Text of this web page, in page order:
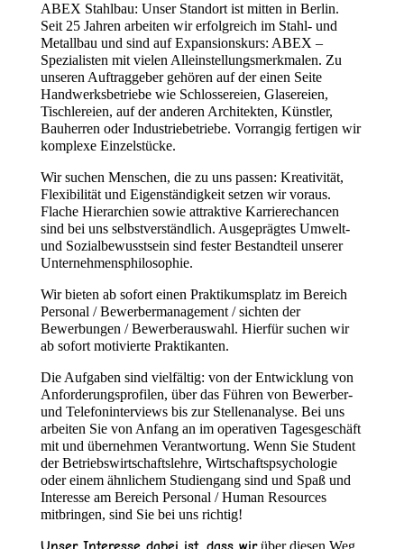
ABEX Stahlbau: Unser Standort ist mitten in Berlin.
Seit 25 Jahren arbeiten wir erfolgreich im Stahl- und
Metallbau und sind auf Expansionskurs: ABEX –
Spezialisten mit vielen Alleinstellungsmerkmalen. Zu
unseren Auftraggeber gehören auf der einen Seite
Handwerksbetriebe wie Schlossereien, Glasereien,
Tischlereien, auf der anderen Architekten, Künstler,
Bauherren oder Industriebetriebe. Vorrangig fertigen wir
komplexe Einzelstücke.
Wir suchen Menschen, die zu uns passen: Kreativität,
Flexibilität und Eigenständigkeit setzen wir voraus.
Flache Hierarchien sowie attraktive Karrierechancen
sind bei uns selbstverständlich. Ausgeprägtes Umwelt-
und Sozialbewusstsein sind fester Bestandteil unserer
Unternehmensphilosophie.
Wir bieten ab sofort einen Praktikumsplatz im Bereich
Personal / Bewerbermanagement / sichten der
Bewerbungen / Bewerberauswahl. Hierfür suchen wir
ab sofort motivierte Praktikanten.
Die Aufgaben sind vielfältig: von der Entwicklung von
Anforderungsprofilen, über das Führen von Bewerber-
und Telefoninterviews bis zur Stellenanalyse. Bei uns
arbeiten Sie von Anfang an im operativen Tagesgeschäft
mit und übernehmen Verantwortung. Wenn Sie Student
der Betriebswirtschaftslehre, Wirtschaftspsychologie
oder einem ähnlichem Studiengang sind und Spaß und
Interesse am Bereich Personal / Human Resources
mitbringen, sind Sie bei uns richtig!